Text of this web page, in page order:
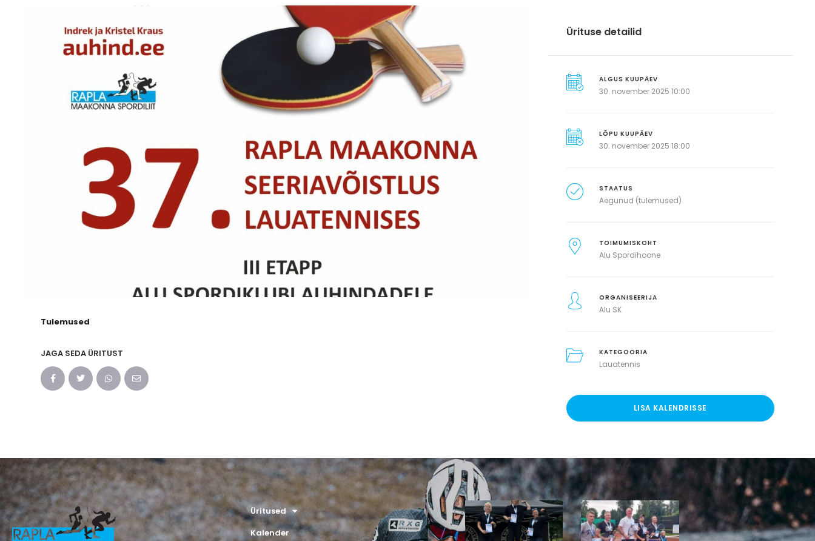
Tulemused
JAGA SEDA ÜRITUST
Ürituse detailid
ALGUS KUUPÄEV
30. november 2025 10:00
LÕPU KUUPÄEV
30. november 2025 18:00
STAATUS
Aegunud (tulemused)
TOIMUMISKOHT
Alu Spordihoone
ORGANISEERIJA
Alu SK
KATEGOORIA
Lauatennis
LISA KALENDRISSE
Üritused
Kalender